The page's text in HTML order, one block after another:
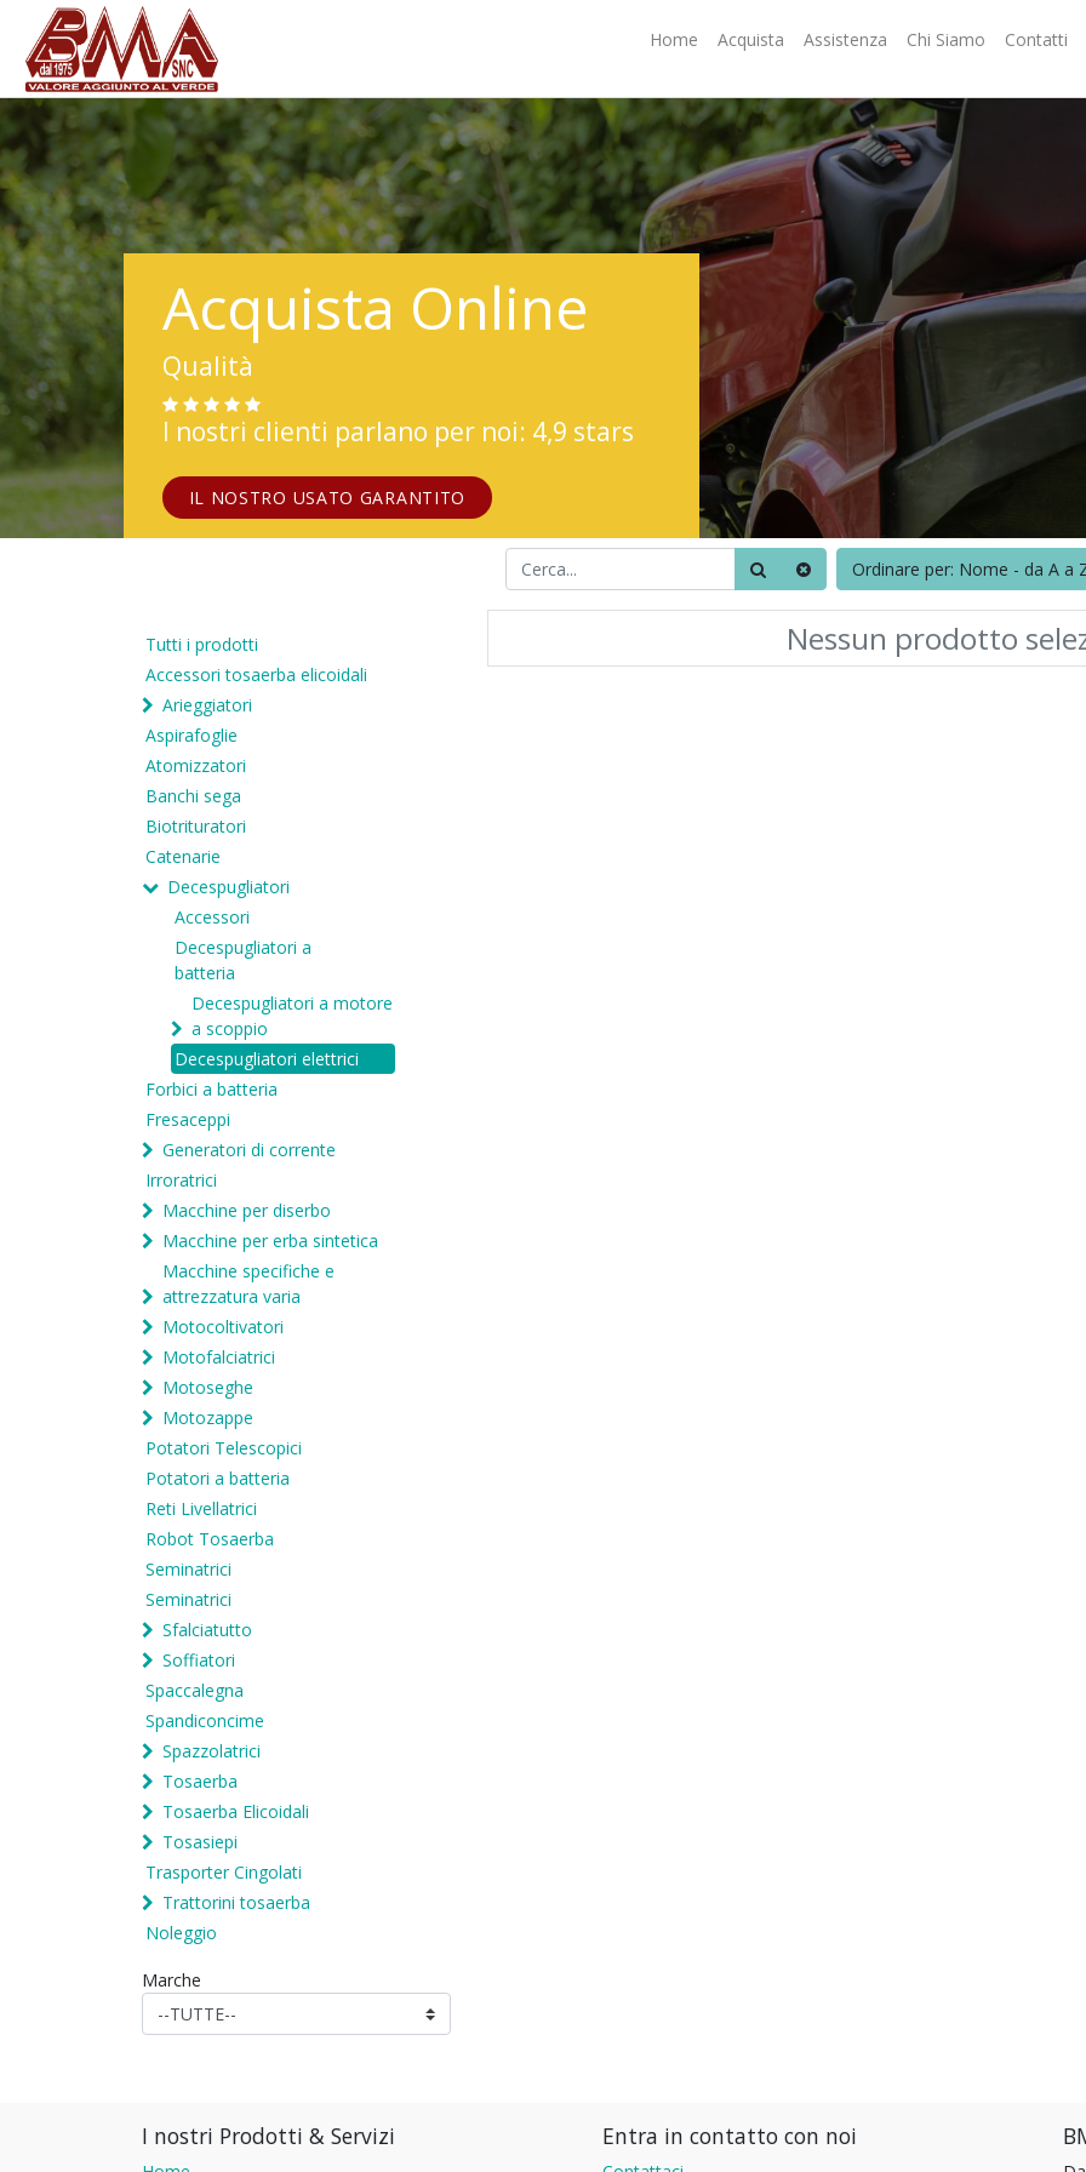
Home Acquista Assistenza Chi Siamo Contatti
Acquista Online
Qualità
I nostri clienti parlano per noi: 4,9 stars
IL NOSTRO USATO GARANTITO
Ordinare per: Nome - da A a
Tutti i prodotti
Accessori tosaerba elicoidali
Arieggiatori
Aspirafoglie
Atomizzatori
Banchi sega
Biotrituratori
Catenarie
Decespugliatori
Accessori
Decespugliatori a
batteria
Decespugliatori a motore
a scoppio
Decespugliatori elettrici
Forbici a batteria
Fresaceppi
Generatori di corrente
Irroratrici
Macchine per diserbo
Macchine per erba sintetica
Macchine specifiche e
attrezzatura varia
Motocoltivatori
Motofalciatrici
Motoseghe
Motozappe
Potatori Telescopici
Potatori a batteria
Reti Livellatrici
Robot Tosaerba
Seminatrici
Seminatrici
Sfalciatutto
Soffiatori
Spaccalegna
Spandiconcime
Spazzolatrici
Tosaerba
Tosaerba Elicoidali
Tosasiepi
Trasporter Cingolati
Trattorini tosaerba
Noleggio
Marche
Nessun prodotto
I nostri Prodotti & Servizi Entra in contatto con noi